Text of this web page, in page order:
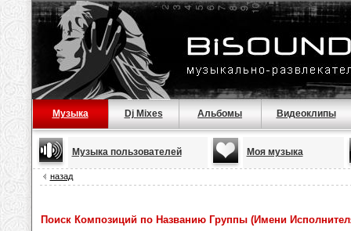
Музыка Dj Mixes Альбомы Видеоклипы
Музыка пользователей Моя музыка
назад
Поиск Композиций по Названию Группы (Имени